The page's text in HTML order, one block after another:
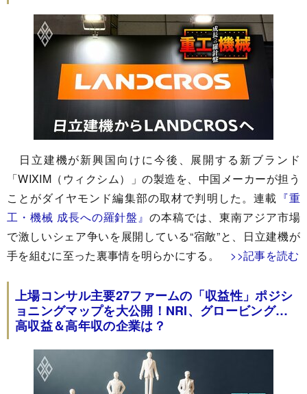
日立建機が新興国向けに今後、展開する新ブランド
「WIXIM（ウィクシム）」の製造を、中国メーカーが担う
ことがダイヤモンド編集部の取材で判明した。連載 『重
工・機械 成長への羅針盤』の本稿では、東南アジア市場
で激しいシェア争いを展開している“宿敵”と、日立建機が
手を組むに至った裏事情を明らかにする。 >>記事を読む
上場コンサル主要27ファームの「収益性」ポジシ
ョニングマップを大公開！NRI、グロービング…
高収益＆高年収の企業は？